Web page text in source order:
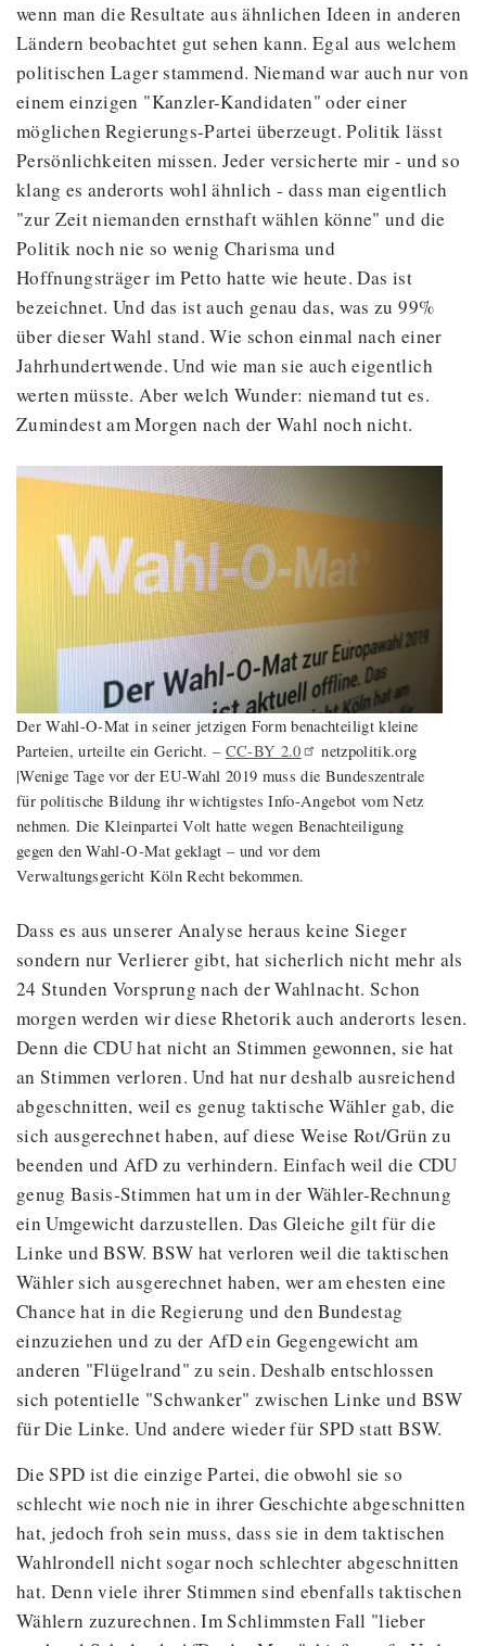
wenn man die Resultate aus ähnlichen Ideen in anderen
Ländern beobachtet gut sehen kann. Egal aus welchem
politischen Lager stammend. Niemand war auch nur von
einem einzigen "Kanzler-Kandidaten" oder einer
möglichen Regierungs-Partei überzeugt. Politik lässt
Persönlichkeiten missen. Jeder versicherte mir - und so
klang es anderorts wohl ähnlich - dass man eigentlich
"zur Zeit niemanden ernsthaft wählen könne" und die
Politik noch nie so wenig Charisma und
Hoffnungsträger im Petto hatte wie heute. Das ist
bezeichnet. Und das ist auch genau das, was zu 99%
über dieser Wahl stand. Wie schon einmal nach einer
Jahrhundertwende. Und wie man sie auch eigentlich
werten müsste. Aber welch Wunder: niemand tut es.
Zumindest am Morgen nach der Wahl noch nicht.
Der Wahl-O-Mat in seiner jetzigen Form benachteiligt kleine
Parteien, urteilte ein Gericht.– CC-BY 2.0
netzpolitik.org
|Wenige Tage vor der EU-Wahl 2019 muss die Bundeszentrale
für politische Bildung ihr wichtigstes Info-Angebot vom Netz
nehmen. Die Kleinpartei Volt hatte wegen Benachteiligung
gegen den Wahl-O-Mat geklagt – und vor dem
Verwaltungsgericht Köln Recht bekommen.
Dass es aus unserer Analyse heraus keine Sieger
sondern nur Verlierer gibt, hat sicherlich nicht mehr als
24 Stunden Vorsprung nach der Wahlnacht. Schon
morgen werden wir diese Rhetorik auch anderorts lesen.
Denn die CDU hat nicht an Stimmen gewonnen, sie hat
an Stimmen verloren. Und hat nur deshalb ausreichend
abgeschnitten, weil es genug taktische Wähler gab, die
sich ausgerechnet haben, auf diese Weise Rot/Grün zu
beenden und AfD zu verhindern. Einfach weil die CDU
genug Basis-Stimmen hat um in der Wähler-Rechnung
ein Umgewicht darzustellen. Das Gleiche gilt für die
Linke und BSW. BSW hat verloren weil die taktischen
Wähler sich ausgerechnet haben, wer am ehesten eine
Chance hat in die Regierung und den Bundestag
einzuziehen und zu der AfD ein Gegengewicht am
anderen "Flügelrand" zu sein. Deshalb entschlossen
sich potentielle "Schwanker" zwischen Linke und BSW
für Die Linke. Und andere wieder für SPD statt BSW.
Die SPD ist die einzige Partei, die obwohl sie so
schlecht wie noch nie in ihrer Geschichte abgeschnitten
hat, jedoch froh sein muss, dass sie in dem taktischen
Wahlrondell nicht sogar noch schlechter abgeschnitten
hat. Denn viele ihrer Stimmen sind ebenfalls taktischen
Wählern zuzurechnen. Im Schlimmsten Fall "lieber